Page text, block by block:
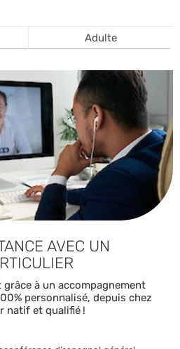
Adulte
AVEC UN
à un accompagnement
personnalisé, depuis chez
natif et qualifié !